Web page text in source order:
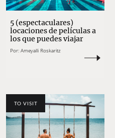
5 (espectaculares)
locaciones de películas a
los que puedes viajar
Por: Ameyalli Roskaritz
TO VISIT